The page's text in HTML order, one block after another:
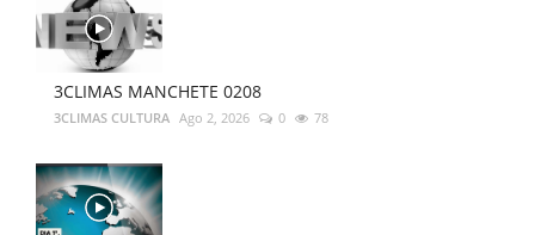
3CLIMAS MANCHETE 0208
3CLIMAS CULTURA Ago 2, 2026 0 78